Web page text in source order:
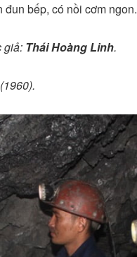
đun bếp, có nồi cơm ngon.
giả: Thái Hoàng Linh.